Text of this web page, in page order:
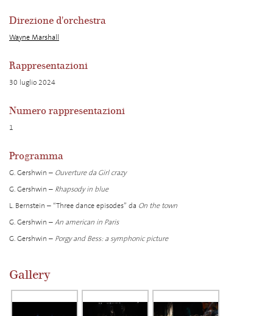
Direzione d'orchestra
Wayne Marshall
Rappresentazioni
30 luglio 2024
Numero rappresentazioni
1
Programma
G. Gershwin – Ouverture da Girl crazy
G. Gershwin – Rhapsody in blue
L. Bernstein – “Three dance episodes” da On the town
G. Gershwin –An american in Paris
G. Gershwin – Porgy and Bess: a symphonic picture
Gallery